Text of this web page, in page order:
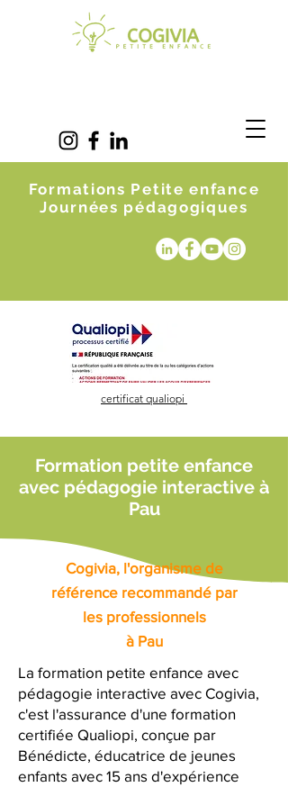
Formations Petite enfance
Journées pédagogiques
certificat qualiopi
Formation petite enfance
avec pédagogie interactive à
Pau
Cogivia, l'organisme de
référence recommandé par
les professionnels
à Pau
La formation petite enfance avec
pédagogie interactive avec Cogivia,
c'est l'assurance d'une formation
certifiée Qualiopi, conçue par
Bénédicte, éducatrice de jeunes
enfants avec 15 ans d'expérience